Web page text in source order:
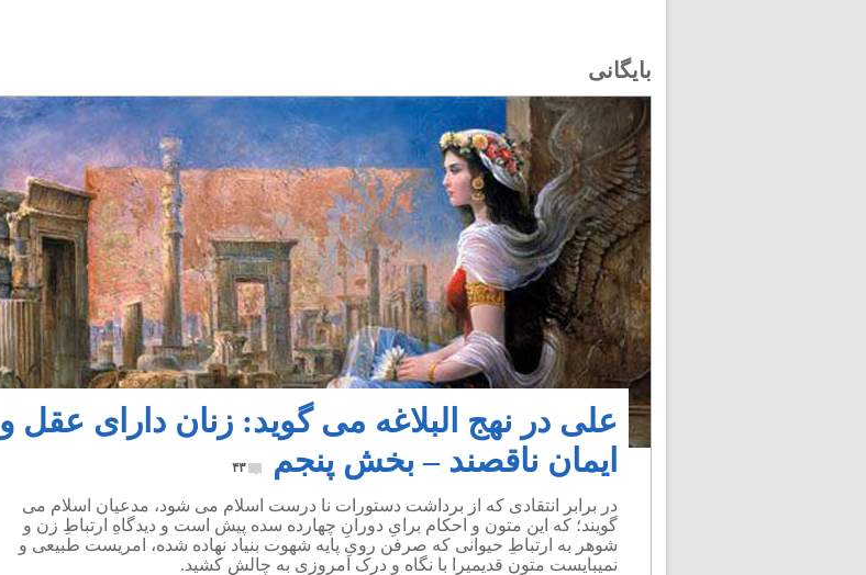
بایگانی
علی در نهج البلاغه می گوید: زنان دارای عقل و
ایمان ناقصند – بخش پنجم
۴۳
در برابر انتقادی که از برداشت دستورات نا درست اسلام می شود، مدعیان اسلام می
گویند؛ که این متون و احکام برایِ دورانِ چهارده سده پیش است و دیدگاهِ ارتباطِ زن و
شوهر به ارتباطِ حیوانی که صرفن رویِ پایه شهوت بنیاد نهاده شده، امریست طبیعی و
نمیبایست متونِ قدیمیرا با نگاه و درک امروزی به چالش کشید.